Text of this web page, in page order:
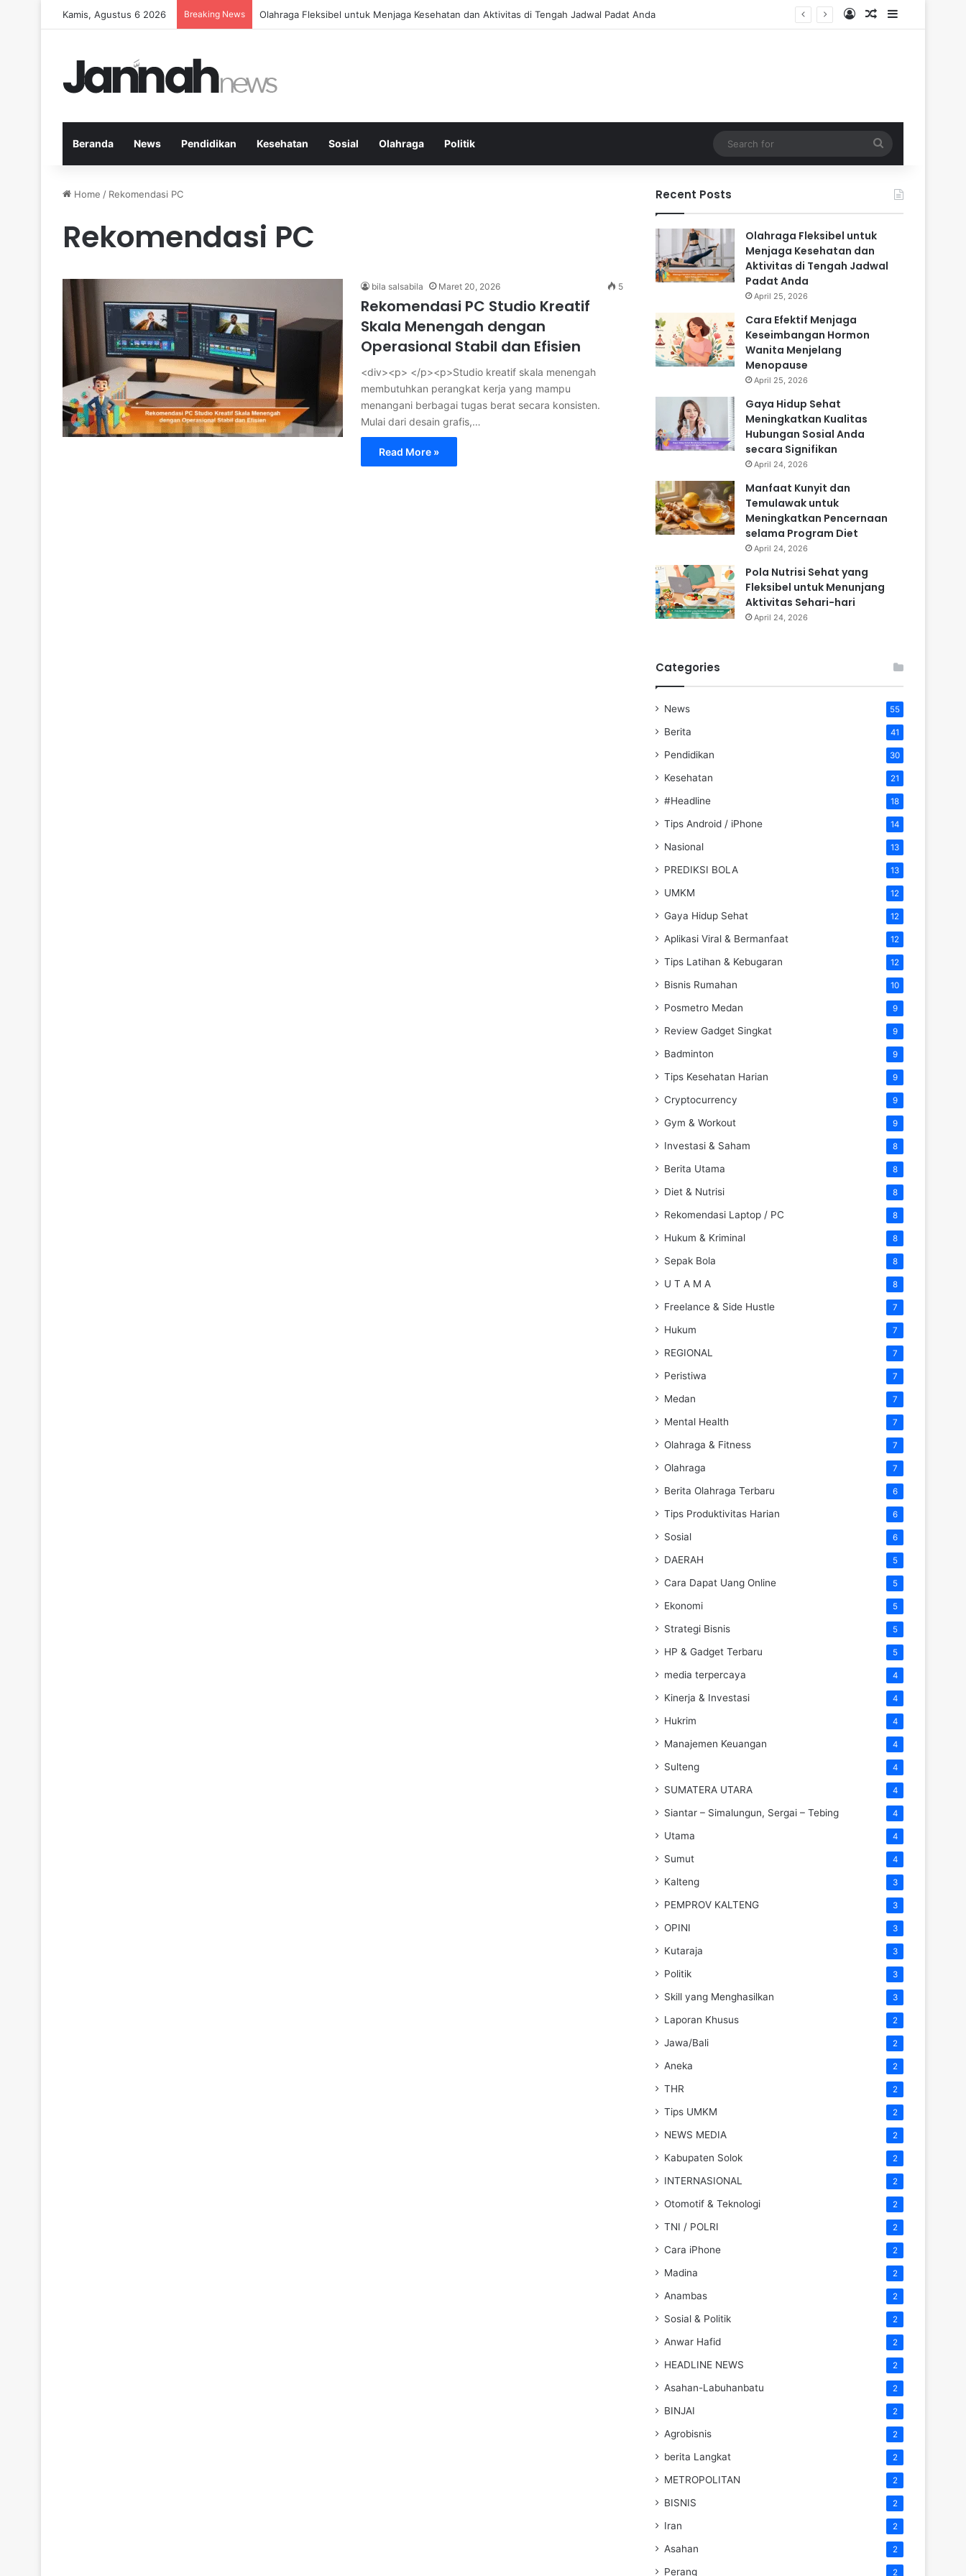
Kamis, Agustus 6 2026 Breaking News Cara Efektif Menjaga Keseimbangan Hormon Wanita Menjelang Menopause Log InRandom Article
Sidebar
Beranda News Pendidikan Kesehatan Sosial Olahraga Politik
for
Home / Rekomendasi PC
Rekomendasi PC
bila salsabila Maret 20, 2026 5
Rekomendasi PC Studio Kreatif
Skala Menengah dengan
Operasional Stabil dan Efisien
<div><p> </p><p>Studio kreatif skala menengah
membutuhkan perangkat kerja yang mampu
menangani berbagai tugas berat secara konsisten.
Mulai dari desain grafis,…
Read More »
Recent Posts
Olahraga Fleksibel untuk
Menjaga Kesehatan dan
Aktivitas di Tengah Jadwal
Padat Anda
April 25, 2026
Cara Efektif Menjaga
Keseimbangan Hormon
Wanita Menjelang
Menopause
April 25, 2026
Gaya Hidup Sehat
Meningkatkan Kualitas
Hubungan Sosial Anda
secara Signifikan
April 24, 2026
Manfaat Kunyit dan
Temulawak untuk
Meningkatkan Pencernaan
selama Program Diet
April 24, 2026
Pola Nutrisi Sehat yang
Fleksibel untuk Menunjang
Aktivitas Sehari-hari
April 24, 2026
Categories
News 55
Berita 41
Pendidikan 30
Kesehatan 21
#Headline 18
Tips Android / iPhone 14
Nasional 13
PREDIKSI BOLA 13
UMKM 12
Gaya Hidup Sehat 12
Aplikasi Viral & Bermanfaat 12
Tips Latihan & Kebugaran 12
Bisnis Rumahan 10
Posmetro Medan 9
Review Gadget Singkat 9
Badminton 9
Tips Kesehatan Harian 9
Cryptocurrency 9
Gym & Workout 9
Investasi & Saham 8
Berita Utama 8
Diet & Nutrisi 8
Rekomendasi Laptop / PC 8
Hukum & Kriminal 8
Sepak Bola 8
U T A M A 8
Freelance & Side Hustle 7
Hukum 7
REGIONAL 7
Peristiwa 7
Medan 7
Mental Health 7
Olahraga & Fitness 7
Olahraga 7
Berita Olahraga Terbaru 6
Tips Produktivitas Harian 6
Sosial 6
DAERAH 5
Cara Dapat Uang Online 5
Ekonomi 5
Strategi Bisnis 5
HP & Gadget Terbaru 5
media terpercaya 4
Kinerja & Investasi 4
Hukrim 4
Manajemen Keuangan 4
Sulteng 4
SUMATERA UTARA 4
Siantar – Simalungun, Sergai – Tebing 4
Utama 4
Sumut 4
Kalteng 3
PEMPROV KALTENG 3
OPINI 3
Kutaraja 3
Politik 3
Skill yang Menghasilkan 3
Laporan Khusus 2
Jawa/Bali 2
Aneka 2
THR 2
Tips UMKM 2
NEWS MEDIA 2
Kabupaten Solok 2
INTERNASIONAL 2
Otomotif & Teknologi 2
TNI / POLRI 2
Cara iPhone 2
Madina 2
Anambas 2
Sosial & Politik 2
Anwar Hafid 2
HEADLINE NEWS 2
Asahan-Labuhanbatu 2
BINJAI 2
Agrobisnis 2
berita Langkat 2
METROPOLITAN 2
BISNIS 2
Iran 2
Asahan 2
Perang 2